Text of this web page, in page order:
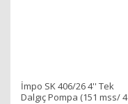
İmpo SK 406/26 4'' Tek
Dalgıç Pompa (151 mss/ 4